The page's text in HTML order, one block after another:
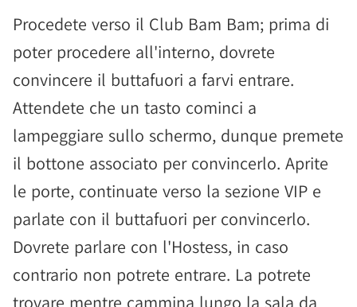
Procedete verso il Club Bam Bam; prima di
poter procedere all'interno, dovrete
convincere il buttafuori a farvi entrare.
Attendete che un tasto cominci a
lampeggiare sullo schermo, dunque premete
il bottone associato per convincerlo. Aprite
le porte, continuate verso la sezione VIP e
parlate con il buttafuori per convincerlo.
Dovrete parlare con l'Hostess, in caso
contrario non potrete entrare. La potrete
trovare mentre cammina lungo la sala da